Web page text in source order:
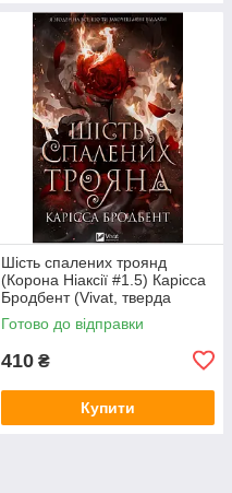
Шість спалених троянд
(Корона Ніаксії #1.5) Карісса
Бродбент (Vivat, тверда
обкладинка, кольоровий зріз,
суперобкладинка)
Готово до відправки
410 ₴
Купити